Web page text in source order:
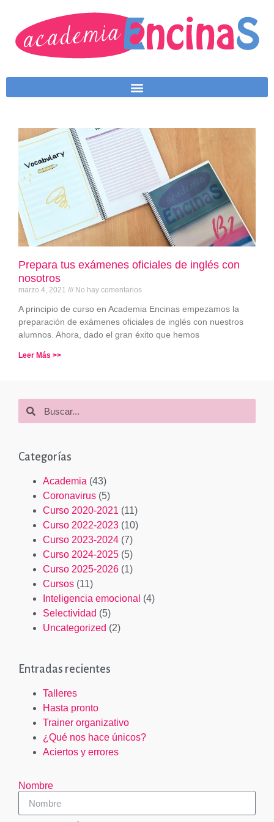
Prepara tus exámenes oficiales de inglés con
nosotros
marzo 4, 2021 No hay comentarios
A principio de curso en Academia Encinas empezamos la
preparación de exámenes oficiales de inglés con nuestros
alumnos. Ahora, dado el gran éxito que hemos
Leer Más >>
Categorías
Academia (43)
Coronavirus (5)
Curso 2020-2021 (11)
Curso 2022-2023 (10)
Curso 2023-2024 (7)
Curso 2024-2025 (5)
Curso 2025-2026 (1)
Cursos (11)
Inteligencia emocional (4)
Selectividad (5)
Uncategorized (2)
Entradas recientes
Talleres
Hasta pronto
Trainer organizativo
¿Qué nos hace únicos?
Aciertos y errores
Nombre